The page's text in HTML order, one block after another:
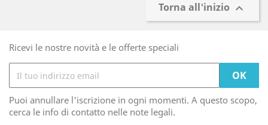
Torna all'inizio 
Ricevi le nostre novità e le offerte speciali
Puoi annullare l'iscrizione in ogni momenti. A questo scopo,
cerca le info di contatto nelle note legali.